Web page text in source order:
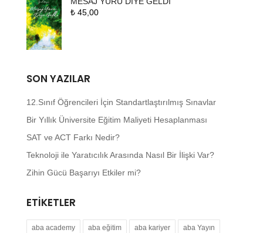
₺45,00
SON YAZILAR
12.Sınıf Öğrencileri İçin Standartlaştırılmış Sınavlar
Bir Yıllık Üniversite Eğitim Maliyeti Hesaplanması
SAT ve ACT Farkı Nedir?
Teknoloji ile Yaratıcılık Arasında Nasıl Bir İlişki Var?
Zihin Gücü Başarıyı Etkiler mi?
ETIKETLER
aba academy aba eğitim aba kariyer aba Yayın